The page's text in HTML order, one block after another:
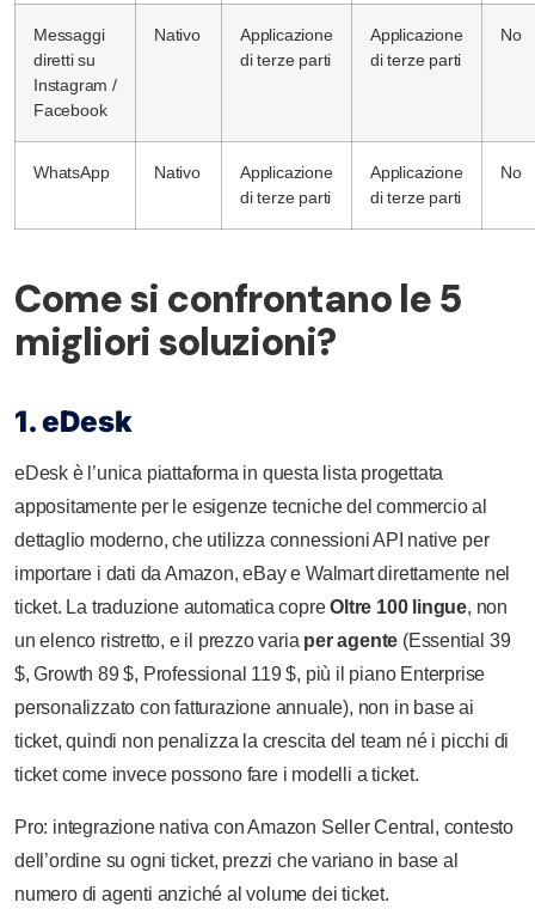
Messaggi
diretti su
Instagram /
Facebook
Nativo
Applicazione
di terze parti
Applicazione
di terze parti
No
WhatsApp Nativo
Applicazione
di terze parti
Applicazione
di terze parti
No
Come si confrontano le 5
migliori soluzioni?
1. eDesk
eDesk è l’unica piattaforma in questa lista progettata
appositamente per le esigenze tecniche del commercio al
dettaglio moderno, che utilizza connessioni API native per
importare i dati da Amazon, eBay e Walmart direttamente nel
ticket. La traduzione automatica copreOltre 100 lingue, non
un elenco ristretto, e il prezzo varia per agente (Essential 39
$, Growth 89 $, Professional 119 $, più il piano Enterprise
personalizzato con fatturazione annuale), non in base ai
ticket, quindi non penalizza la crescita del team né i picchi di
ticket come invece possono fare i modelli a ticket.
Pro: integrazione nativa con Amazon Seller Central, contesto
dell’ordine su ogni ticket, prezzi che variano in base al
numero di agenti anziché al volume dei ticket.